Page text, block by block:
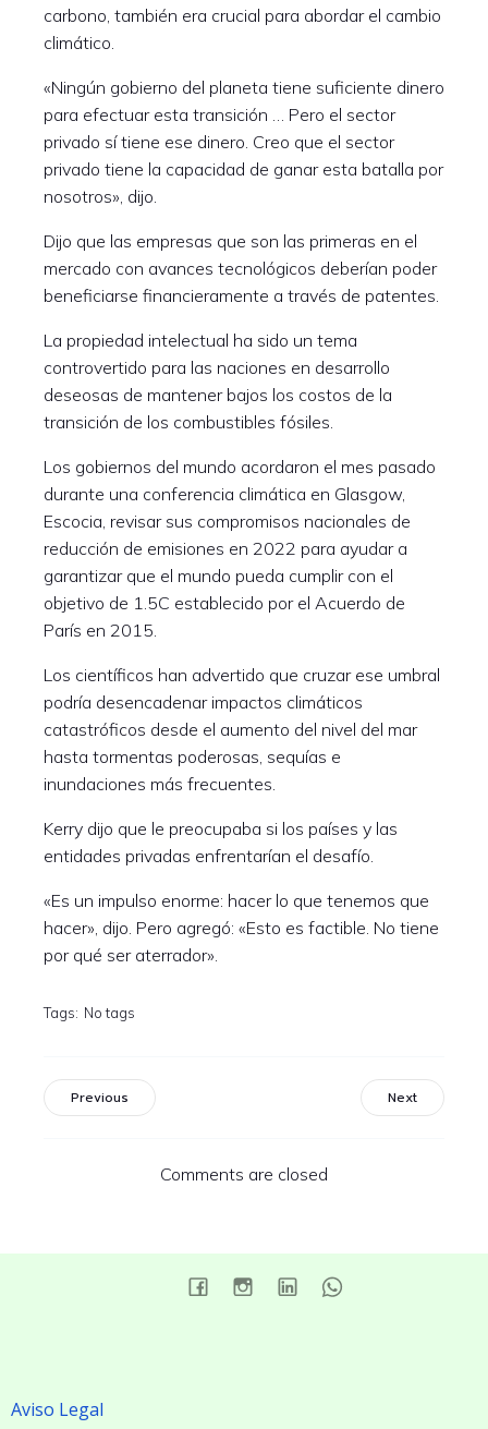
carbono, también era crucial para abordar el cambio
climático.
«Ningún gobierno del planeta tiene suficiente dinero
para efectuar esta transición … Pero el sector
privado sí tiene ese dinero. Creo que el sector
privado tiene la capacidad de ganar esta batalla por
nosotros», dijo.
Dijo que las empresas que son las primeras en el
mercado con avances tecnológicos deberían poder
beneficiarse financieramente a través de patentes.
La propiedad intelectual ha sido un tema
controvertido para las naciones en desarrollo
deseosas de mantener bajos los costos de la
transición de los combustibles fósiles.
Los gobiernos del mundo acordaron el mes pasado
durante una conferencia climática en Glasgow,
Escocia, revisar sus compromisos nacionales de
reducción de emisiones en 2022 para ayudar a
garantizar que el mundo pueda cumplir con el
objetivo de 1.5C establecido por el Acuerdo de
París en 2015.
Los científicos han advertido que cruzar ese umbral
podría desencadenar impactos climáticos
catastróficos desde el aumento del nivel del mar
hasta tormentas poderosas, sequías e
inundaciones más frecuentes.
Kerry dijo que le preocupaba si los países y las
entidades privadas enfrentarían el desafío.
«Es un impulso enorme: hacer lo que tenemos que
hacer», dijo. Pero agregó: «Esto es factible. No tiene
por qué ser aterrador».
Tags: No tags
Previous Next
Comments are closed
Aviso Legal